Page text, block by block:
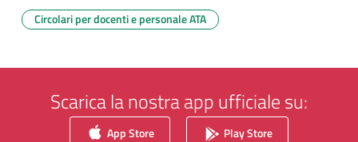
Circolari per docenti e personale ATA
Scarica la nostra app ufficiale su:
App Store Play Store